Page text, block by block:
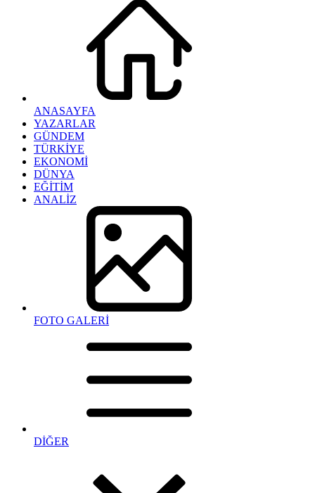
ANASAYFA
YAZARLAR
GÜNDEM
TÜRKİYE
EKONOMİ
DÜNYA
EĞİTİM
ANALİZ
FOTO GALERİ
DİĞER